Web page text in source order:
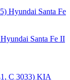
Santa Fe II